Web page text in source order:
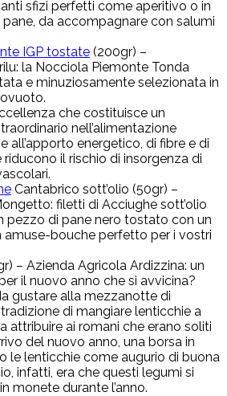
sfizi perfetti come aperitivo o in
da accompagnare con salumi
IGP tostate (200gr) –
la Nocciola Piemonte Tonda
e minuziosamente selezionata in
che costituisce un
nell’alimentazione
all’apporto energetico, di fibre e di
riducono il rischio di insorgenza di
Cantabrico sott’olio (50gr) –
filetti di Acciughe sott’olio
pezzo di pane nero tostato con un
amuse-bouche perfetto per i vostri
– Azienda Agricola Ardizzina: un
il nuovo anno che si avvicina?
gustare alla mezzanotte di
di mangiare lenticchie a
attribuire ai romani che erano soliti
del nuovo anno, una borsa in
le lenticchie come augurio di buona
infatti, era che questi legumi si
monete durante l’anno.